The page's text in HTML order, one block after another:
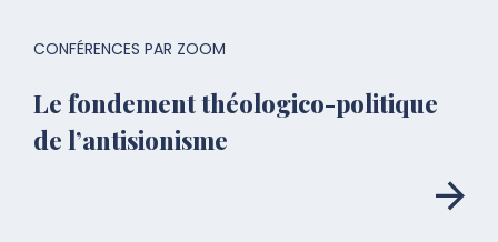
Le fondement théologico-politique
de l’antisionisme
CONFÉRENCES PAR ZOOM